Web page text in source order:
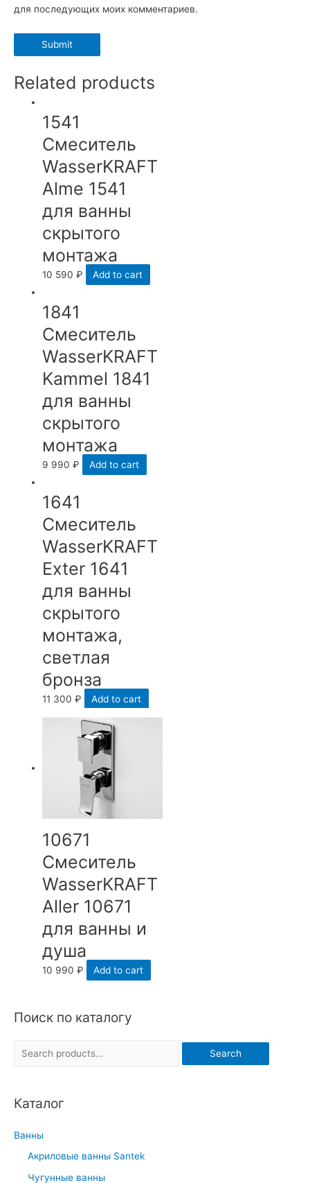
Поиск по каталогу
r
h
Search
Каталог
Ванны
Акриловые ванны Santek
Чугунные ванны
для последующих моих комментариев.
Related products
1541
Смеситель
WasserKRAFT
Alme 1541
для ванны
скрытого
монтажа
10 590₽ Add to cart
1841
Смеситель
WasserKRAFT
Kammel 1841
для ванны
скрытого
монтажа
9 990₽ Add to cart
1641
Смеситель
WasserKRAFT
Exter 1641
для ванны
скрытого
монтажа,
светлая
бронза
11 300₽ Add to cart
10671
Смеситель
WasserKRAFT
Aller 10671
для ванны и
душа
10 990₽ Add to cart